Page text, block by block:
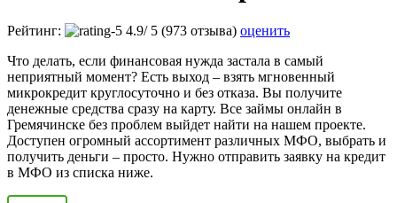
Рейтинг: 4.9/ 5 (973 отзыва) оценить
Что делать, если финансовая нужда застала в самый
неприятный момент? Есть выход – взять мгновенный
микрокредит круглосуточно и без отказа. Вы получите
денежные средства сразу на карту. Все займы онлайн в
Гремячинске без проблем выйдет найти на нашем проекте.
Доступен огромный ассортимент различных МФО, выбрать и
получить деньги – просто. Нужно отправить заявку на кредит
в МФО из списка ниже.